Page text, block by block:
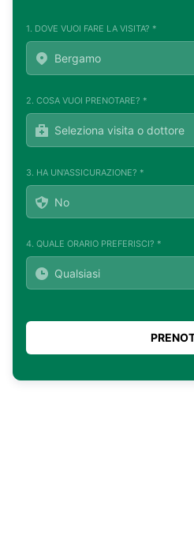
1. DOVE VUOI FARE LA VISITA? *
2. COSA VUOI PRENOTARE? *
3. HA UN'ASSICURAZIONE? *
4. QUALE ORARIO PREFERISCI? *